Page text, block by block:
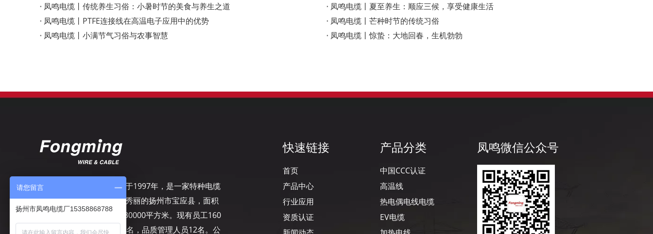
凤鸣电缆丨传统养生习俗：小暑时节的美食与养生之道
凤鸣电缆丨夏至养生：顺应三候，享受健康生活
凤鸣电缆丨PTFE连接线在高温电子应用中的优势
凤鸣电缆丨芒种时节的传统习俗
凤鸣电缆丨小满节气习俗与农事智慧
凤鸣电缆丨惊蛰：大地回春，生机勃勃
扬州市凤鸣电缆厂，成立于1997年，是一家特种电缆
专业制造商，坐落在风景秀丽的扬州市宝应县，面积
50000平方米，建筑面积30000平方米。现有员工160
名，其中工程技术人员10名，品质管理人员12名。公
快速链接
首页
产品中心
行业应用
资质认证
产品分类
中国CCC认证
高温线
热电偶电线电缆
EV电缆
凤鸣微信公众号
请您留言
扬州市凤鸣电缆厂15358868788